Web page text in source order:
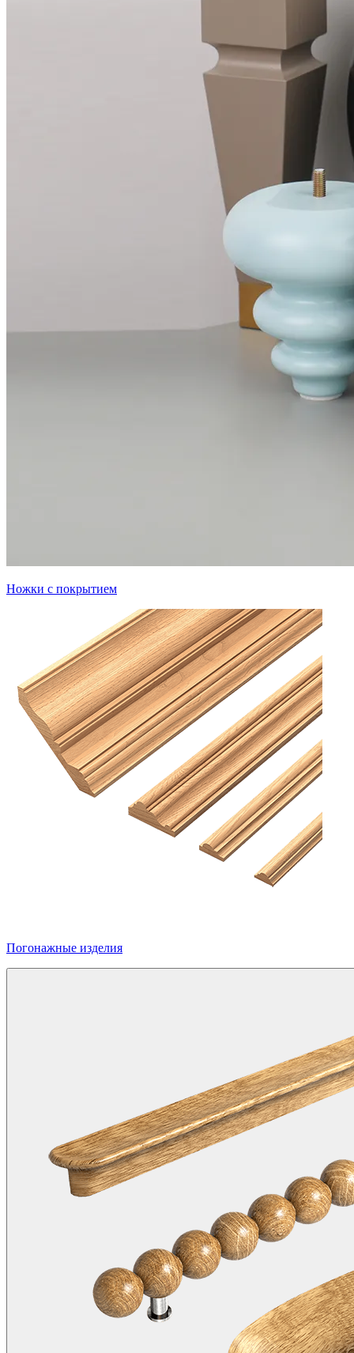
Ножки с покрытием
Погонажные изделия